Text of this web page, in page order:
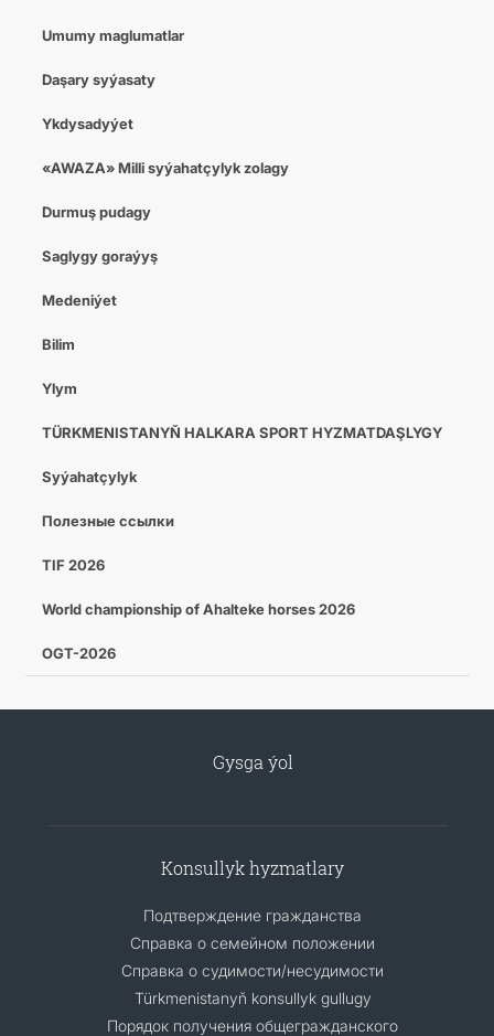
Umumy maglumatlar
Daşary syýasaty
Ykdysadyýet
«AWAZA» Milli syýahatçylyk zolagy
Durmuş pudagy
Saglygy goraýyş
Medeniýet
Bilim
Ylym
TÜRKMENISTANYŇ HALKARA SPORT HYZMATDAŞLYGY
Syýahatçylyk
Полезные ссылки
TIF 2026
World championship of Ahalteke horses 2026
OGT-2026
Gysga ýol
Konsullyk hyzmatlary
Подтверждение гражданства
Справка о семейном положении
Справка о судимости/несудимости
Türkmenistanyň konsullyk gullugy
Порядок получения общегражданского